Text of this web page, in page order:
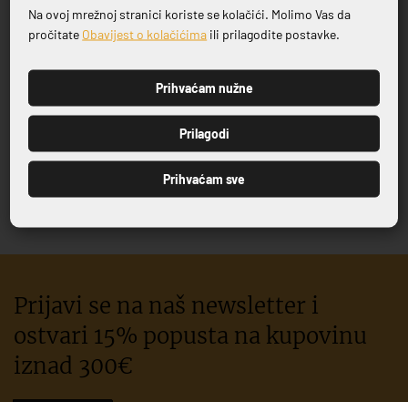
CJEDILO 3/1
16,51 €
7,08 €
Prijavi se na naš newsletter i
ostvari 15% popusta na kupovinu
iznad 300€
Prijavite se na naš newsletter
PRIJAVI SE
Na ovoj mrežnoj stranici koriste se kolačići. Molimo Vas da
pročitate Obavijest o kolačićima ili prilagodite postavke.
Prihvaćam nužne
Prilagodi
Prihvaćam sve